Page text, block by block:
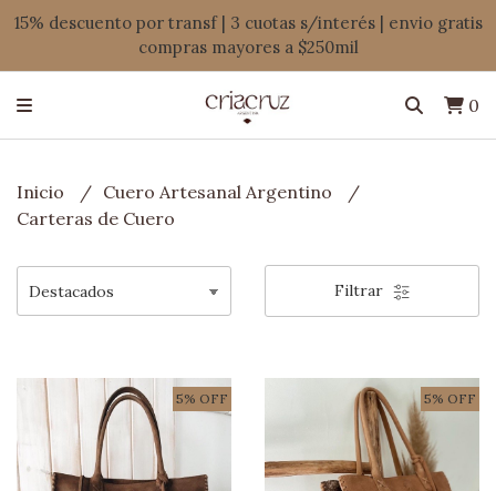
15% descuento por transf | 3 cuotas s/interés | envio gratis
compras mayores a $250mil
0
Inicio
Cuero Artesanal Argentino
Carteras de Cuero
Filtrar
5% OFF 5% OFF